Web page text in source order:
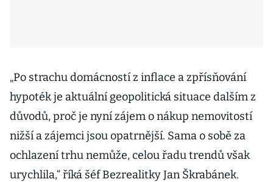
„Po strachu domácností z inflace a zpřísňování
hypoték je aktuální geopolitická situace dalším z
důvodů, proč je nyní zájem o nákup nemovitostí
nižší a zájemci jsou opatrnější. Sama o sobě za
ochlazení trhu nemůže, celou řadu trendů však
urychlila,“ říká šéf Bezrealitky Jan Škrabánek.